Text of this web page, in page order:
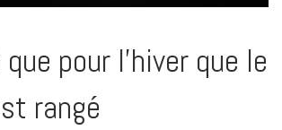
que pour l’hiver que le
rangé